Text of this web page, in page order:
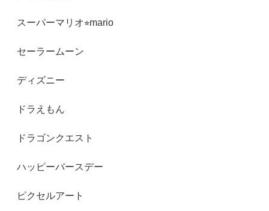
スーパーマリオ⭐︎mario
セーラームーン
ディズニー
ドラえもん
ドラゴンクエスト
ハッピーバースデー
ピクセルアート